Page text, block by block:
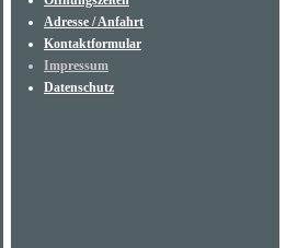
Adresse / Anfahrt
Kontaktformular
Impressum
Datenschutz